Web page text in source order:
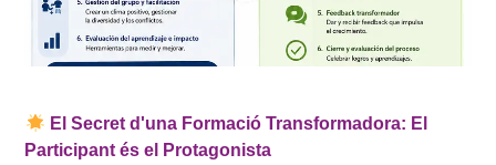
El Secret d'una Formació Transformadora: El
Participant és el Protagonista